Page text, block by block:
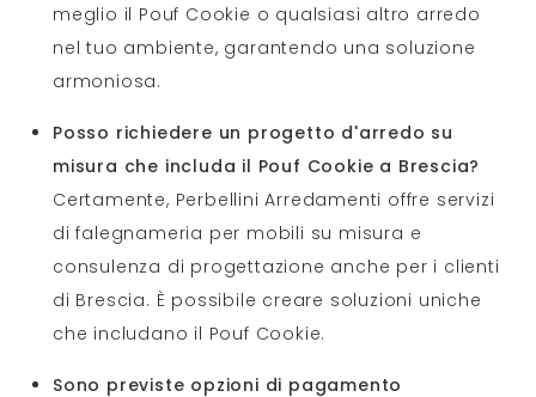
meglio il Pouf Cookie o qualsiasi altro arredo
nel tuo ambiente, garantendo una soluzione
armoniosa.
Posso richiedere un progetto d'arredo su
misura che includa il Pouf Cookie a Brescia?
Certamente, Perbellini Arredamenti offre servizi
di falegnameria per mobili su misura e
consulenza di progettazione anche per i clienti
di Brescia. È possibile creare soluzioni uniche
che includano il Pouf Cookie.
Sono previste opzioni di pagamento